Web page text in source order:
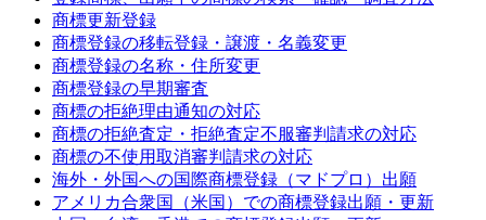
商標更新登録
商標登録の移転登録・譲渡・名義変更
商標登録の名称・住所変更
商標登録の早期審査
商標の拒絶理由通知の対応
商標の拒絶査定・拒絶査定不服審判請求の対応
商標の不使用取消審判請求の対応
海外・外国への国際商標登録（マドプロ）出願
アメリカ合衆国（米国）での商標登録出願・更新